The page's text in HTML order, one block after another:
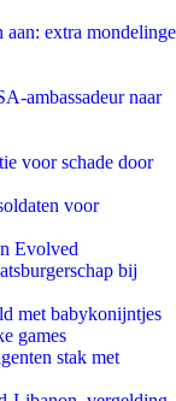
extra mondelinge
ambassadeur naar
voor schade door
voor
Evolved
bij
met babykonijntjes
games
stak met